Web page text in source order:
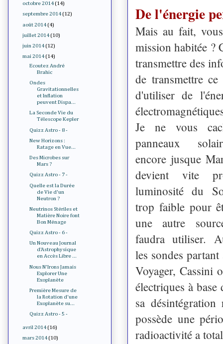
De l'énergie
Mais au fait,
mission habitée ?
transmettre des
de transmettre
d'utiliser de
Je ne vous
panneaux
encore jusque
devient vite
luminosité du
trop faible pour
une autre
faudra utiliser.
les sondes
Voyager, Cassini
électriques à
sa
possède une
radioactivité a
octobre 2014 (14)
septembre 2014 (12)
août 2014 (4)
juillet 2014 (10)
juin 2014 (12)
mai 2014 (14)
Ecoutez André
Brahic
Ondes
Gravitationnelles
et Inflation
peuvent Dispa...
La Seconde Vie du
Télescope Kepler
Quizz Astro - 8 -
New Horizons :
Ratage en Vue...
Des Microbes sur
Mars ?
Quizz Astro - 7 -
Quelle est la Durée
de Vie d'un
Neutron ?
Neutrinos Stériles et
Matière Noire font
Bon Ménage
Quizz Astro - 6 -
Un Nouveau Journal
d'Astrophysique
en Accès Libre ...
Nous N'Irons Jamais
Explorer Une
Exoplanète
Première Mesure de
la Rotation d'une
Exoplanète su...
Quizz Astro - 5 -
avril 2014 (16)
mars 2014 (10)